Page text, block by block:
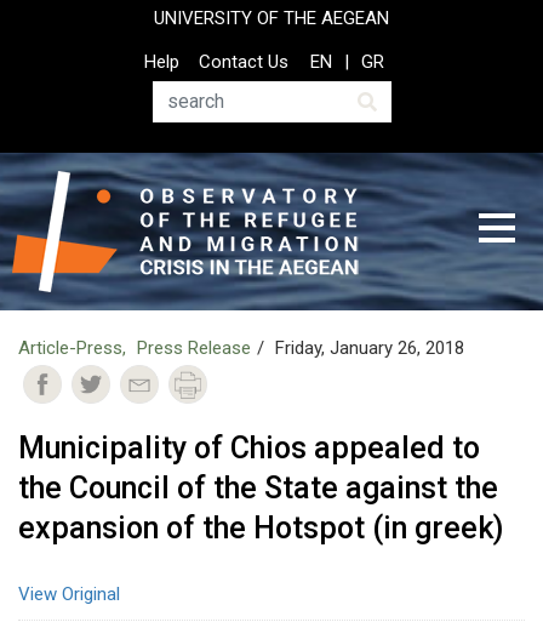
UNIVERSITY OF THE AEGEAN
Top
Header
Help
Contact Us
Search
EN GR
Article-Press Press Release Friday, January 26, 2018
Municipality of Chios appealed to
the Council of the State against the
expansion of the Hotspot (in greek)
View Original